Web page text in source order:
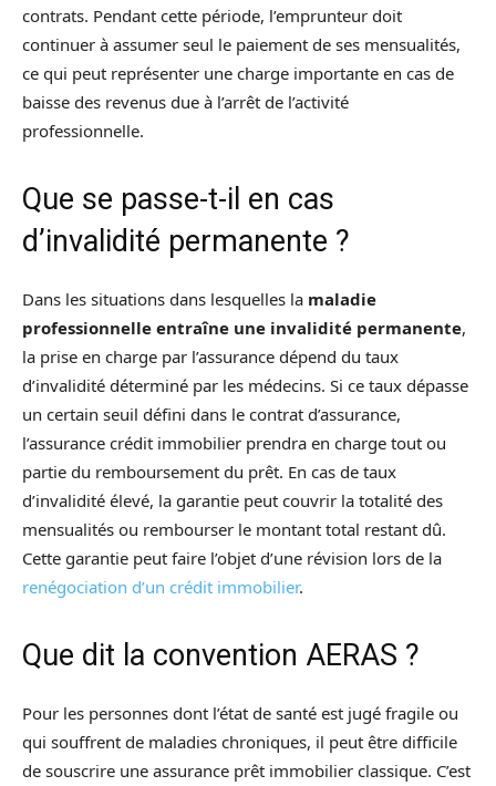
contrats. Pendant cette période, l’emprunteur doit
continuer à assumer seul le paiement de ses mensualités,
ce qui peut représenter une charge importante en cas de
baisse des revenus due à l’arrêt de l’activité
professionnelle.
Que se passe-t-il en cas
d’invalidité permanente ?
Dans les situations dans lesquelles la maladie
professionnelle entraîne une invalidité permanente,
la prise en charge par l’assurance dépend du taux
d’invalidité déterminé par les médecins. Si ce taux dépasse
un certain seuil défini dans le contrat d’assurance,
l’assurance crédit immobilier prendra en charge tout ou
partie du remboursement du prêt. En cas de taux
d’invalidité élevé, la garantie peut couvrir la totalité des
mensualités ou rembourser le montant total restant dû.
Cette garantie peut faire l’objet d’une révision lors de la
renégociation d’un crédit immobilier.
Que dit la convention AERAS ?
Pour les personnes dont l’état de santé est jugé fragile ou
qui souffrent de maladies chroniques, il peut être difficile
de souscrire une assurance prêt immobilier classique. C’est